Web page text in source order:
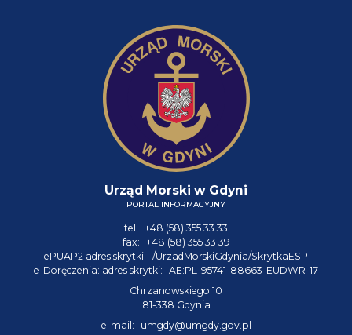
Urząd Morski w Gdyni
PORTAL INFORMACYJNY
tel: +48 (58) 355 33 33
fax: +48 (58) 355 33 39
ePUAP2 adres skrytki: /UrzadMorskiGdynia/SkrytkaESP
e-Doręczenia: adres skrytki: AE:PL-95741-88663-EUDWR-17
Chrzanowskiego 10
81-338 Gdynia
e-mail:
umgdy@umgdy.gov.pl